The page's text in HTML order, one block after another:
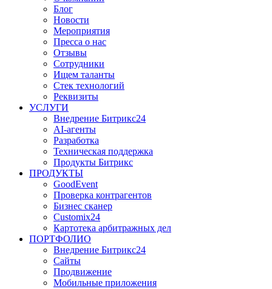
Блог
Новости
Мероприятия
Пресса о нас
Отзывы
Сотрудники
Ищем таланты
Стек технологий
Реквизиты
УСЛУГИ
Внедрение Битрикс24
AI-агенты
Разработка
Техническая поддержка
Продукты Битрикс
ПРОДУКТЫ
GoodEvent
Проверка контрагентов
Бизнес сканер
Customix24
Картотека арбитражных дел
ПОРТФОЛИО
Внедрение Битрикс24
Сайты
Продвижение
Мобильные приложения